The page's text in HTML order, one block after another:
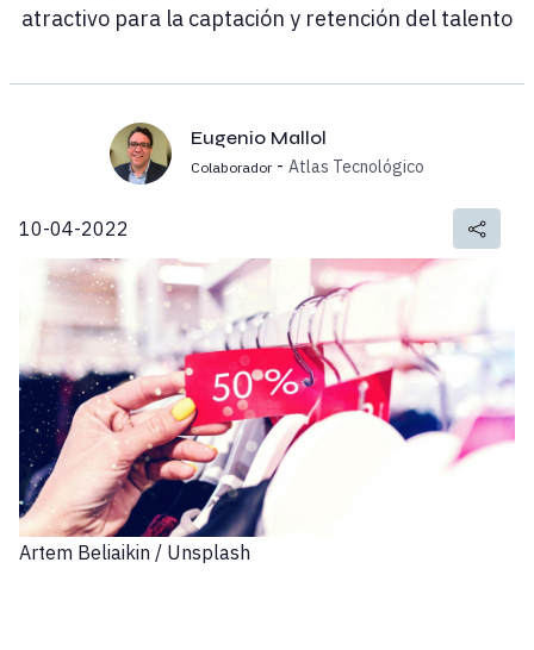
atractivo para la captación y retención del talento
Eugenio Mallol
Colaborador- Atlas Tecnológico
10-04-2022
Artem Beliaikin / Unsplash